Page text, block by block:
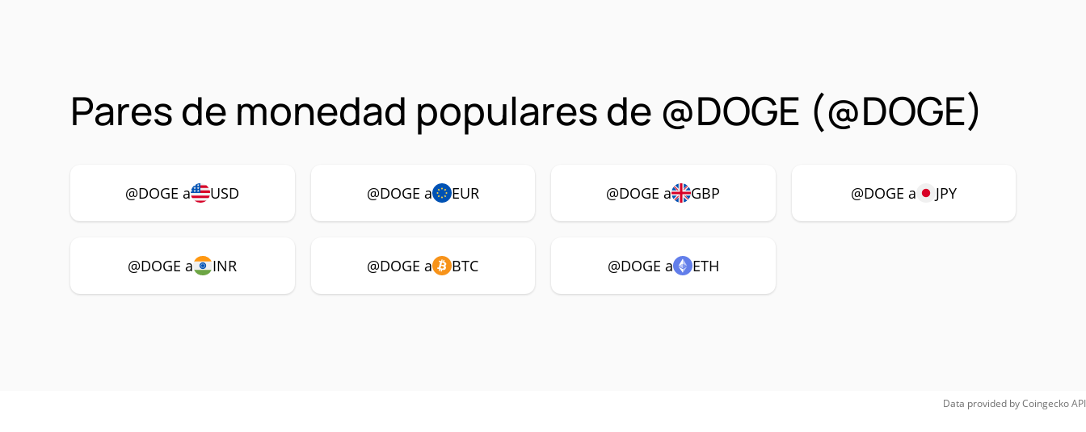
Pares de monedad populares de @DOGE (@DOGE)
@DOGE a USD @DOGE a EUR @DOGE a GBP @DOGE a JPY
@DOGE a INR @DOGE a BTC @DOGE a ETH
Data provided byCoingeckoAPI